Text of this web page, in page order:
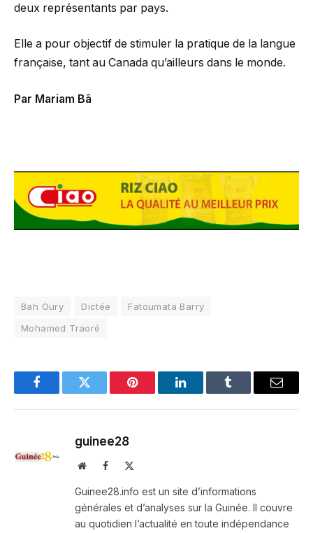
deux représentants par pays.
Elle a pour objectif de stimuler la pratique de la langue
française, tant au Canada qu’ailleurs dans le monde.
Par Mariam Bâ
Bah Oury Dictée
Fatoumata Barry
Mohamed Traoré
FacebookTwitter Pinterest LinkedInTumblr Email
guinee28
WebsiteFacebook
Guinee28.info est un site d’informations
générales et d’analyses sur la Guinée. Il couvre
au quotidien l’actualité en toute indépendance